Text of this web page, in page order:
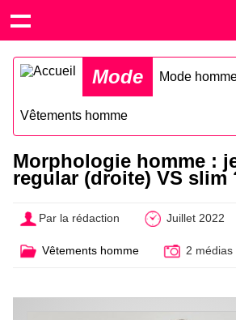
Mode Mode
Vêtements homme
Morphologie homme :
regular (droite) VS slim
Par la rédaction Juillet 2022
Vêtements homme 2 médias